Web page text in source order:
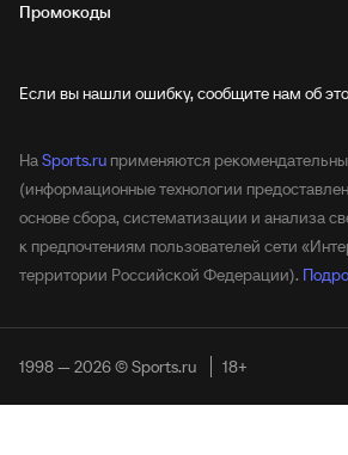
Промокоды
Если вы нашли ошибку, сообщите нам об
НаSports.ru применяются
(информационные технологии
основе сбора, систематизации и анализа
к предпочтениям пользователей сети
территории Российской Федерации).
1998 — 2026 © Sports.ru 18+